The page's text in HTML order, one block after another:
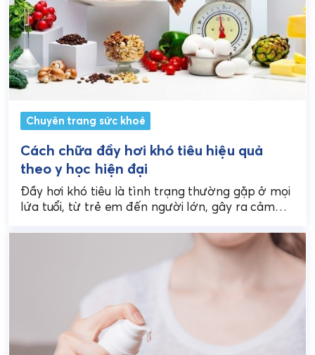
Chuyên trang sức khoẻ
Cách chữa đầy hơi khó tiêu hiệu quả
theo y học hiện đại
Đầy hơi khó tiêu là tình trạng thường gặp ở mọi
lứa tuổi, từ trẻ em đến người lớn, gây ra cảm